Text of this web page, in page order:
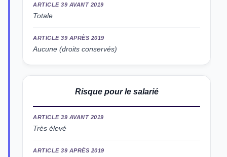
ARTICLE 39 AVANT 2019
Totale
ARTICLE 39 APRÈS 2019
Aucune (droits conservés)
Risque pour le salarié
ARTICLE 39 AVANT 2019
Très élevé
ARTICLE 39 APRÈS 2019